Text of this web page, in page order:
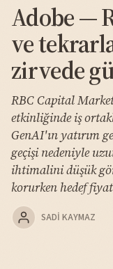
Adobe —
ve
zirvede
RBC Capital
etkinliğinde iş
GenAI'ın yatırım
geçişi nedeniyle
ihtimalini düşük
korurken hedef
SADI KAYMAZ